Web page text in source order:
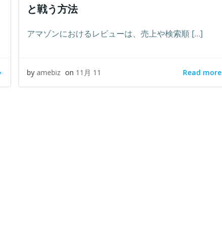
と戦う方法
アマゾンにおけるレビューは、売上や検索順 […]
by amebiz on 11月 11 Read more